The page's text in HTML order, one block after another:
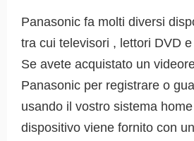
Panasonic fa molti diversi
tra cui televisori , lettori DVD
Se avete acquistato un
Panasonic per registrare o
usando il vostro sistema home
dispositivo viene fornito con